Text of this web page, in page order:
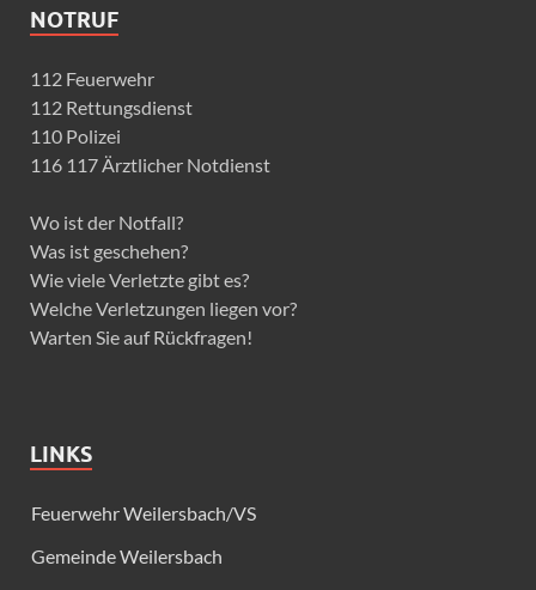
NOTRUF
112 Feuerwehr
112 Rettungsdienst
110 Polizei
116 117 Ärztlicher Notdienst
Wo ist der Notfall?
Was ist geschehen?
Wie viele Verletzte gibt es?
Welche Verletzungen liegen vor?
Warten Sie auf Rückfragen!
LINKS
Feuerwehr Weilersbach/VS
Gemeinde Weilersbach